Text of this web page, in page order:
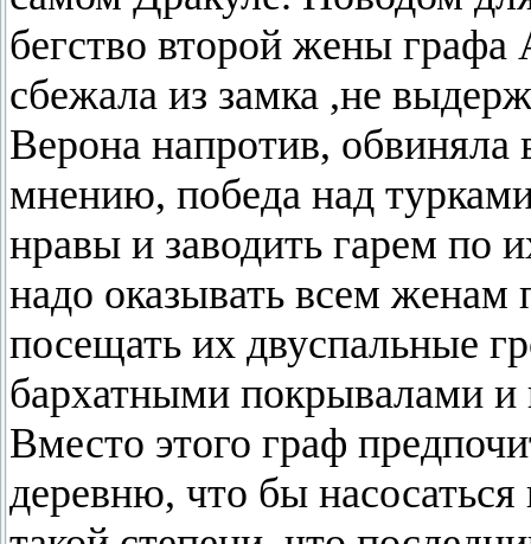
бегство второй жены
сбежала из замка ,не
Верона напротив, обвиняла
мнению, победа над
нравы и заводить гарем по
надо оказывать всем женам
посещать их двуспальные
бархатными покрывалами
Вместо этого граф
деревню, что бы